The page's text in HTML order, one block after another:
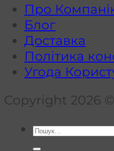
Про
Блог
Доставка
Політика
Угода
Copyright 2026 ©
Шукати: